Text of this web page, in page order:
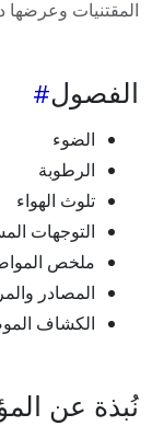
المقتنيات وعرضها
الفصول
الضوء
الرطوبة
تلوث الهواء
التوجهات
ملخص
المصادر
الكشاف
نُبذة عن